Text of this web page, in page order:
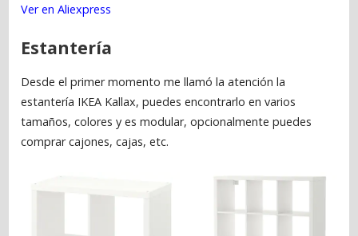
Ver en Aliexpress
Estantería
Desde el primer momento me llamó la atención la
estantería IKEA Kallax, puedes encontrarlo en varios
tamaños, colores y es modular, opcionalmente puedes
comprar cajones, cajas, etc.